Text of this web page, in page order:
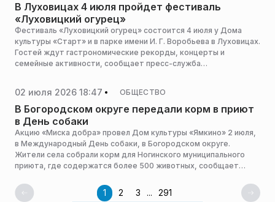
В Луховицах 4 июля пройдет фестиваль
«Луховицкий огурец»
Фестиваль «Луховицкий огурец» состоится 4 июля у Дома
культуры «Старт» и в парке имени И. Г. Воробьева в Луховицах.
Гостей ждут гастрономические рекорды, концерты и
семейные активности, сообщает пресс-служба
02 июля 2026 18:47 ОБЩЕСТВО
В Богородском округе передали корм в приют
в День собаки
Акцию «Миска добра» провел Дом культуры «Ямкино» 2 июля,
в Международный День собаки, в Богородском округе.
Жители села собрали корм для Ногинского муниципального
приюта, где содержатся более 500 животных, сообщает
1 2 3 ... 291